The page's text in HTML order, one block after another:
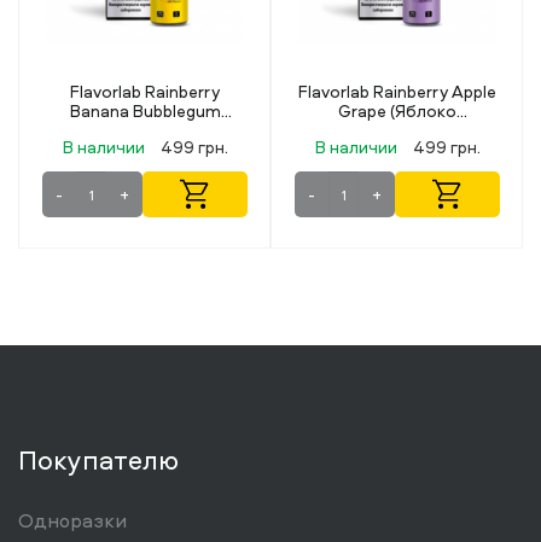
Flavorlab Rainberry Apple
Grape (Яблоко
В наличии 499 грн.
-
Lucky 30 мл 50 мг Pink
Lemonade
В наличии 349 грн.
-
Покупателю
Одноразки